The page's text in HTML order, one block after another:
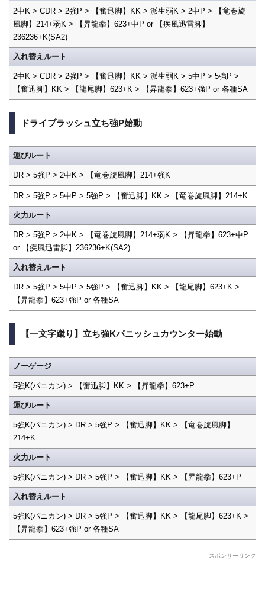
2中K > CDR > 2強P > 【奮迅脚】KK > 派生弱K > 2中P > 【竜巻旋
風脚】214+弱K > 【昇龍拳】623+中P or 【疾風迅雷脚】
236236+K(SA2)
入れ替えルート
2中K > CDR > 2強P > 【奮迅脚】KK > 派生弱K > 5中P > 5強P >
【奮迅脚】KK > 【龍尾脚】623+K > 【昇龍拳】623+強P or 各種SA
ドライブラッシュ立ち強P始動
運びルート
DR > 5強P > 2中K > 【竜巻旋風脚】214+強K
DR > 5強P > 5中P > 5強P > 【奮迅脚】KK > 【竜巻旋風脚】214+K
火力ルート
DR > 5強P > 2中K > 【竜巻旋風脚】214+弱K > 【昇龍拳】623+中P
or 【疾風迅雷脚】236236+K(SA2)
入れ替えルート
DR > 5強P > 5中P > 5強P > 【奮迅脚】KK > 【龍尾脚】623+K >
【昇龍拳】623+強P or 各種SA
【一文字蹴り】立ち強Kパニッシュカウンター始動
ノーゲージ
5強K(パニカン) > 【奮迅脚】KK > 【昇龍拳】623+P
運びルート
5強K(パニカン) > DR > 5強P > 【奮迅脚】KK > 【竜巻旋風脚】
214+K
火力ルート
5強K(パニカン) > DR > 5強P > 【奮迅脚】KK > 【昇龍拳】623+P
入れ替えルート
5強K(パニカン) > DR > 5強P > 【奮迅脚】KK > 【龍尾脚】623+K >
【昇龍拳】623+強P or 各種SA
スポンサーリンク